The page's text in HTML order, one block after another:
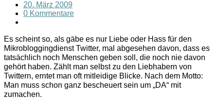
20. März 2009
0 Kommentare
Es scheint so, als gäbe es nur Liebe oder Hass für den
Mikrobloggingdienst Twitter, mal abgesehen davon, dass es
tatsächlich noch Menschen geben soll, die noch nie davon
gehört haben. Zählt man selbst zu den Liebhabern von
Twittern, erntet man oft mitleidige Blicke. Nach dem Motto:
Man muss schon ganz bescheuert sein um „DA“ mit
zumachen.